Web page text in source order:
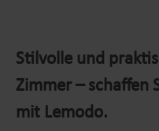
Stilvolle und
Zimmer – schaffen
mit Lemodo.